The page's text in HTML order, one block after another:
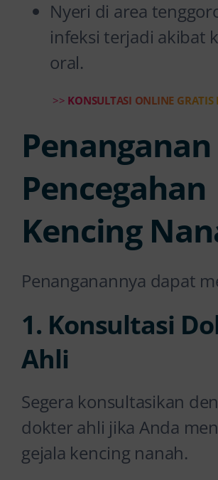
Nyeri di area
infeksi terjadi akibat
oral.
>> KONSULTASI ONLINE GRATIS
Pencegahan
Kencing
Penanganannya dapat
1. Konsultasi
Ahli
Segera konsultasikan
dokter ahli jika Anda
gejala kencing nanah.